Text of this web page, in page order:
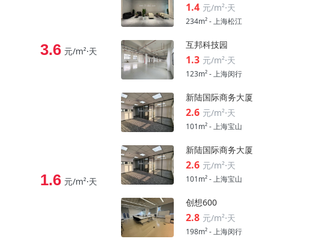
3.6 元/m²⋅天
1.6 元/m²⋅天
1.4 元/m²⋅天
234m² - 上海松江
互邦科技园
1.3 元/m²⋅天
123m² - 上海闵行
新陆国际商务大厦
2.6 元/m²⋅天
101m² - 上海宝山
新陆国际商务大厦
2.6 元/m²⋅天
101m² - 上海宝山
创想600
2.8 元/m²⋅天
198m² - 上海闵行